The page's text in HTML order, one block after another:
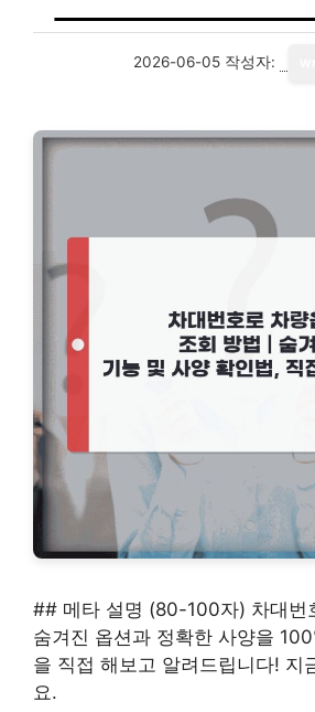
2026-06-05 작성자:
## 메타 설명 (80-100자) 차대번
숨겨진 옵션과 정확한 사양을
을 직접 해보고 알려드립니다! 지
요.